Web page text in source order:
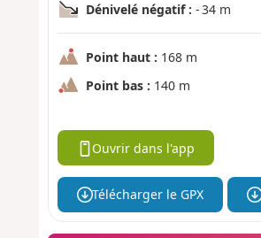
Dénivelé négatif : - 34 m
Point haut : 168 m
Point bas : 140 m
Ouvrir dans l'app
Télécharger le GPX